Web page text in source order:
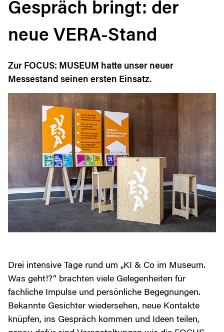
Gespräch bringt: der
neue VERA-Stand
Zur FOCUS: MUSEUM hatte unser neuer
Messestand seinen ersten Einsatz.
Drei intensive Tage rund um „KI & Co im Museum.
Was geht!?“ brachten viele Gelegenheiten für
fachliche Impulse und persönliche Begegnungen.
Bekannte Gesichter wiedersehen, neue Kontakte
knüpfen, ins Gespräch kommen und Ideen teilen,